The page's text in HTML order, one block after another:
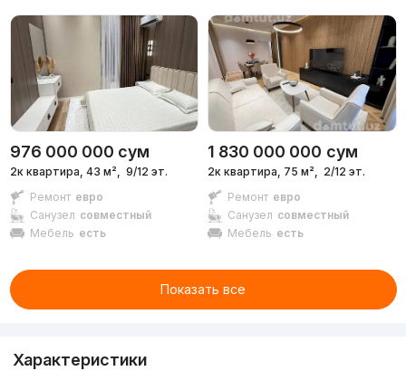
976 000 000 сум
2к квартира, 43 м²,
9/12 эт.
Ремонт евро
Санузел совместный
Мебель есть
1 830 000 000 сум
2к квартира, 75 м²,
2/12 эт.
Ремонт евро
Санузел совместный
Мебель есть
Показать все
Характеристики